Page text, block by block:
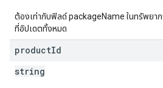
ต้องเท่ากับฟิลด์ packageName ในทรัพย
ที่อัปเดตทั้งหมด
productId
string